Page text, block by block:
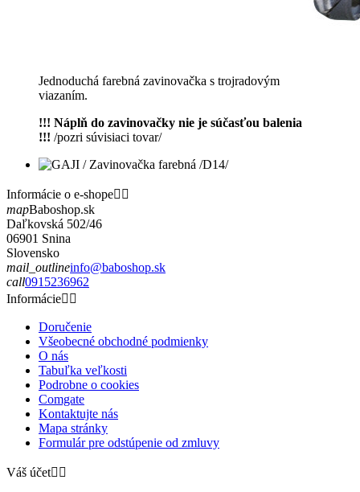
Jednoduchá farebná zavinovačka s trojradovým
viazaním.
!!! Náplň do zavinovačky nie je súčasťou balenia
!!! /pozri súvisiaci tovar/
Informácie o e-shope 
mapBaboshop.sk
Daľkovská 502/46
06901 Snina
Slovensko
mail_outlineinfo@baboshop.sk
call0915236962
Informácie 
Doručenie
Všeobecné obchodné podmienky
O nás
Tabuľka veľkosti
Podrobne o cookies
Comgate
Kontaktujte nás
Mapa stránky
Formulár pre odstúpenie od zmluvy
Váš účet 